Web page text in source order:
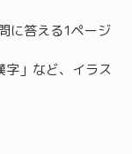
に答える1ページ
」など、イラス